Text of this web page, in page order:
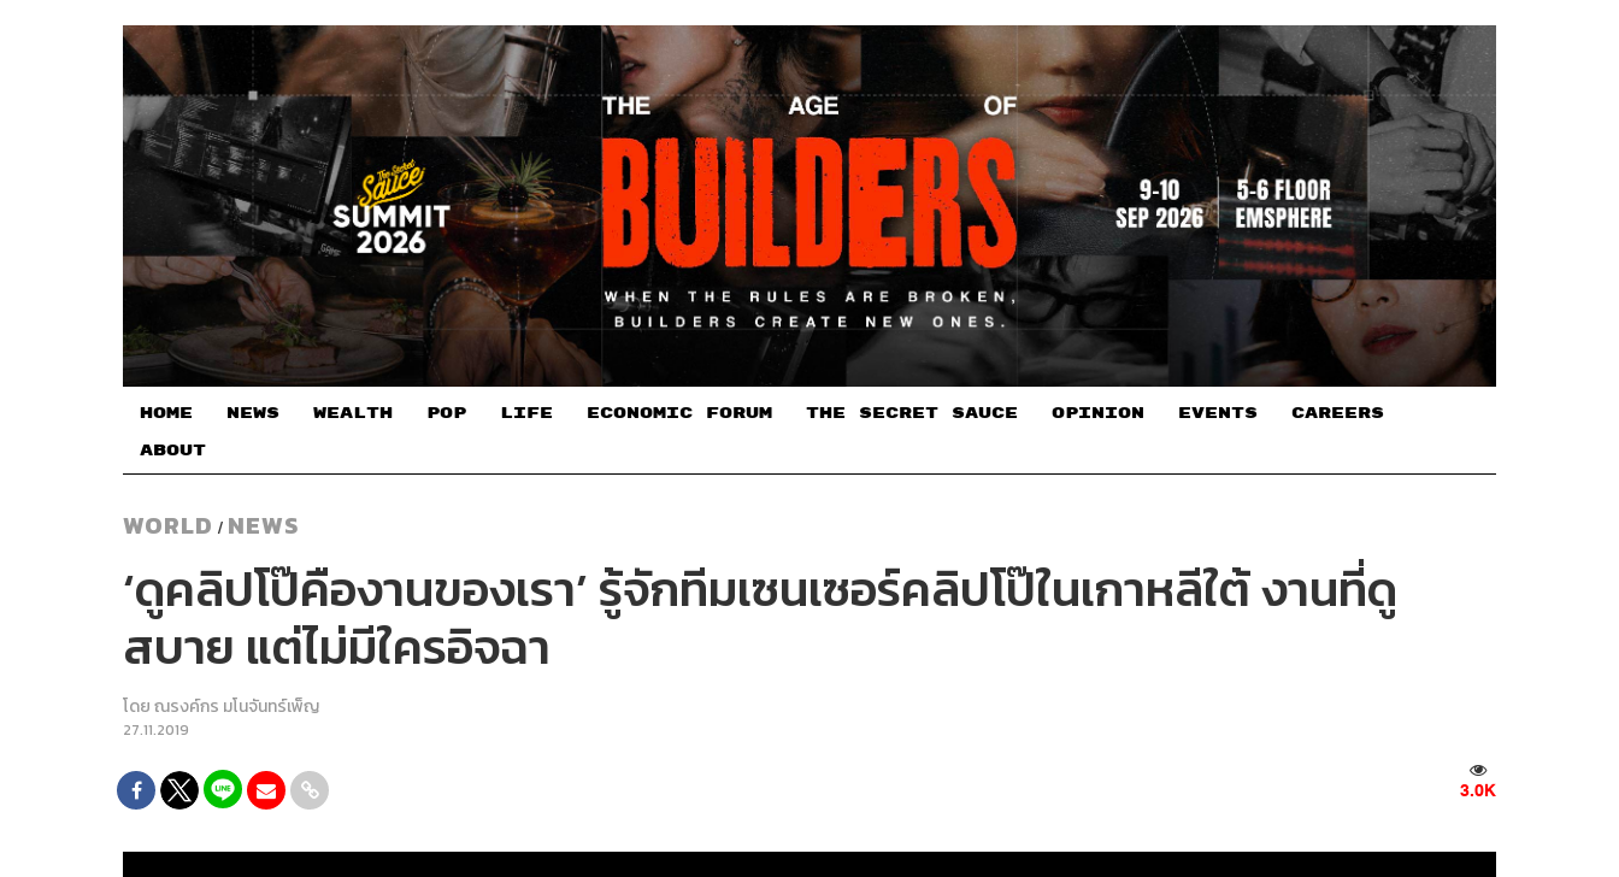
HOME NEWS WEALTH POP LIFE ECONOMIC FORUM THE SECRET SAUCE​ OPINION EVENTS CAREERS
ABOUT
WORLD / NEWS
‘ดูคลิปโป๊คืองานของเรา’ รู้จักทีมเซนเซอร์คลิปโป๊ในเกาหลีใต้ งานที่ดู
สบาย แต่ไม่มีใครอิจฉา
โดยณรงค์กร มโนจันทร์เพ็ญ
27.11.2019
3.0K